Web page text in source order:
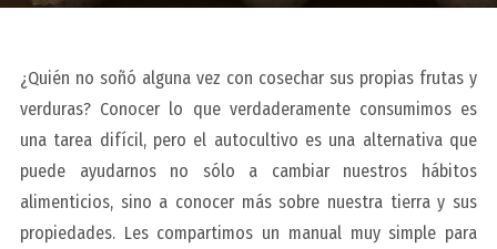
¿Quién no soñó alguna vez con cosechar sus propias frutas y
verduras? Conocer lo que verdaderamente consumimos es
una tarea difícil, pero el autocultivo es una alternativa que
puede ayudarnos no sólo a cambiar nuestros hábitos
alimenticios, sino a conocer más sobre nuestra tierra y sus
propiedades. Les compartimos un manual muy simple para